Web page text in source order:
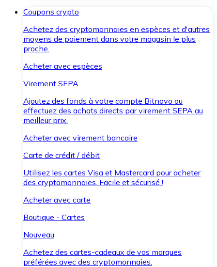
Coupons crypto
Achetez des cryptomonnaies en espèces et d'autres
moyens de paiement dans votre magasin le plus
proche.
Acheter avec espèces
Virement SEPA
Ajoutez des fonds à votre compte Bitnovo ou
effectuez des achats directs par virement SEPA au
meilleur prix.
Acheter avec virement bancaire
Carte de crédit / débit
Utilisez les cartes Visa et Mastercard pour acheter
des cryptomonnaies. Facile et sécurisé !
Acheter avec carte
Boutique - Cartes
Nouveau
Achetez des cartes-cadeaux de vos marques
préférées avec des cryptomonnaies.